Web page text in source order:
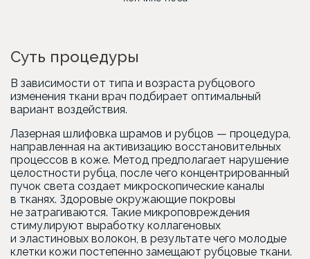
Суть процедуры
В зависимости от типа и возраста рубцового
изменения ткани врач подбирает оптимальный
вариант воздействия.
Лазерная шлифовка шрамов и рубцов — процедура,
направленная на активизацию восстановительных
процессов в коже. Метод предполагает нарушение
целостности рубца, после чего концентрированный
пучок света создает микроскопические каналы
в тканях. Здоровые окружающие покровы
не затрагиваются. Такие микроповреждения
стимулируют выработку коллагеновых
и эластиновых волокон, в результате чего молодые
клетки кожи постепенно замещают рубцовые ткани.